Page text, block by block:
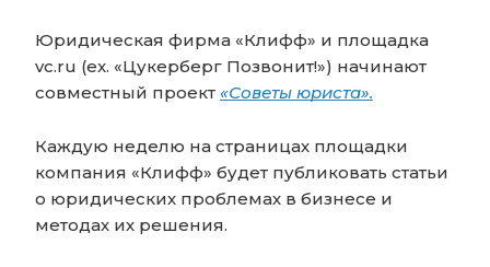
Юридическая фирма «Клифф» и площадка
vc.ru (ex. «Цукерберг Позвонит!») начинают
совместный проект «Советы юриста».
Каждую неделю на страницах площадки
компания «Клифф» будет публиковать статьи
о юридических проблемах в бизнесе и
методах их решения.